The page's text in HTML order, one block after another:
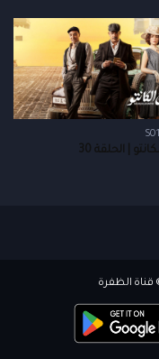
| الحلقة 30